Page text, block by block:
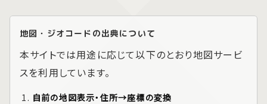
地図・ジオコードの出典について
本サイトでは用途に応じて以下のとおり地図サービ
スを利用しています。
自前の地図表示・住所→座標の変換